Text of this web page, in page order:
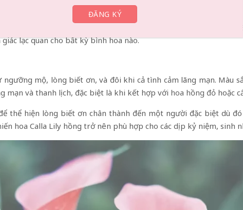
có thể là biểu tượng mạnh mẽ của sự chuyển mình và hy
lạc quan cho bất kỳ bình hoa nào.
mộ, lòng biết ơn, và đôi khi cả tình cảm lãng mạn. Màu
mạn và thanh lịch, đặc biệt là khi kết hợp với hoa hồng đỏhoặc
thể hiện lòng biết ơn chân thành đến một người đặc biệt dù
hoa Calla Lily hồng trở nên phù hợp cho các dịp kỷ niệm, sinh